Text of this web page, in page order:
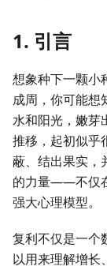
1. 引言
想象种下一颗小
成周，你可能想
水和阳光，嫩芽
推移，起初似乎
蔽、结出果实，
的力量——不仅
强大心理模型。
复利不仅是一个
以用来理解增长